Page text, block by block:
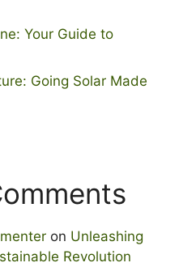
Your Guide to
Going Solar Made
on Unleashing
Revolution